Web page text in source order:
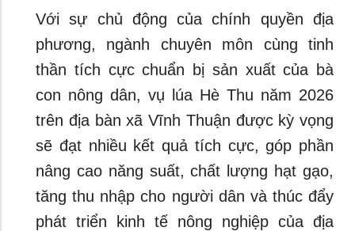
Với sự chủ động của chính quyền địa
phương, ngành chuyên môn cùng tinh
thần tích cực chuẩn bị sản xuất của bà
con nông dân, vụ lúa Hè Thu năm 2026
trên địa bàn xã Vĩnh Thuận được kỳ vọng
sẽ đạt nhiều kết quả tích cực, góp phần
nâng cao năng suất, chất lượng hạt gạo,
tăng thu nhập cho người dân và thúc đẩy
phát triển kinh tế nông nghiệp của địa